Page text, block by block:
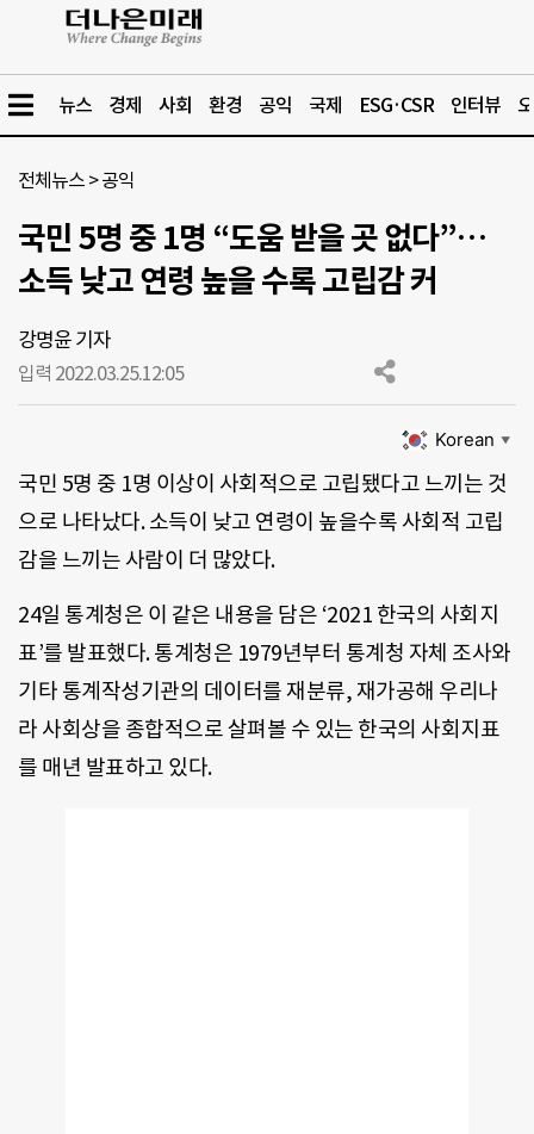
뉴스 경제 사회 환경 공익 국제 ESG·CSR 인터뷰
전체뉴스 >공익
국민 5명 중 1명 “도움 받을 곳 없다”…
소득 낮고 연령 높을 수록 고립감 커
강명윤 기자
입력 2022.03.25.12:05
Korean ▼
국민 5명 중 1명 이상이 사회적으로 고립됐다고 느끼는 것
으로 나타났다. 소득이 낮고 연령이 높을수록 사회적 고립
감을 느끼는 사람이 더 많았다.
24일 통계청은 이 같은 내용을 담은 ‘2021 한국의 사회지
표’를 발표했다. 통계청은 1979년부터 통계청 자체 조사와
기타 통계작성기관의 데이터를 재분류, 재가공해 우리나
라 사회상을 종합적으로 살펴볼 수 있는 한국의 사회지표
를 매년 발표하고 있다.